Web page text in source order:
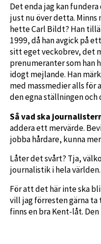
Det enda jag kan
just nu över detta.
hette Carl Bildt? Han
1999, då han avgick på
sitt eget veckobrev, det
prenumeranter som han
idogt mejlande. Han
med massmedier alls för
den egna ställningen och
Så vad ska
addera ett mervärde.
jobba hårdare, kunna
Låter det svårt? Tja,
journalistik i hela världen.
För att det här inte ska
vill jag förresten gärna
finns en bra Kent-låt.